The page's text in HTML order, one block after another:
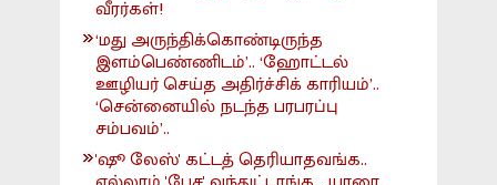
வீரர்கள்!
‘மது அருந்திக்கொண்டிருந்த
இளம்பெண்ணிடம்’.. ‘ஹோட்டல்
ஊழியர் செய்த அதிர்ச்சிக் காரியம்’..
‘சென்னையில் நடந்த பரபரப்பு
சம்பவம்’..
'ஷூ லேஸ்' கட்டத் தெரியாதவங்க..